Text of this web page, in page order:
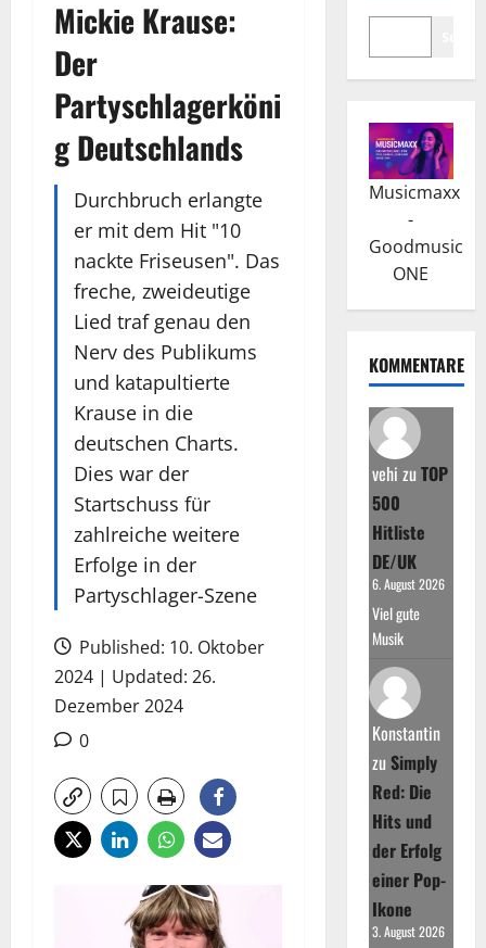
Mickie Krause:
Der
Partyschlagerköni
g Deutschlands
Durchbruch erlangte
er mit dem Hit "10
nackte Friseusen". Das
freche, zweideutige
Lied traf genau den
Nerv des Publikums
und katapultierte
Krause in die
deutschen Charts.
Dies war der
Startschuss für
zahlreiche weitere
Erfolge in der
Partyschlager-Szene
Published: 10. Oktober
2024 | Updated: 26.
Dezember 2024
0
Musicmaxx
-
Goodmusic
ONE
KOMMENTARE
vehi zu TOP
500
Hitliste
DE/UK
6. August 2026
Viel gute
Musik
Konstantin
zu Simply
Red: Die
Hits und
der Erfolg
einer Pop-
Ikone
3. August 2026